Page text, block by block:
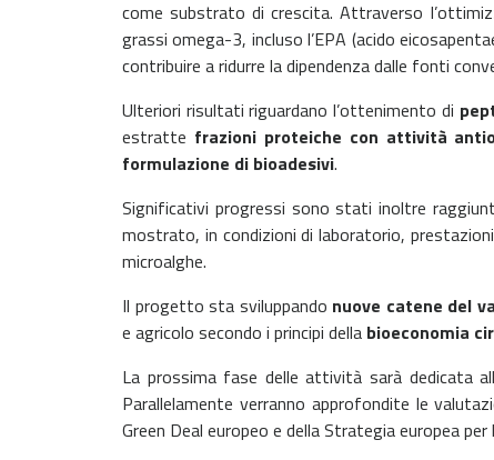
come substrato di crescita. Attraverso
grassi omega-3, incluso l’EPA (acido
contribuire a ridurre la dipendenza dalle fonti
Ulteriori risultati riguardano l’ottenimento di
estratte frazioni proteiche con attività
formulazione di bioadesivi.
Significativi progressi sono stati inoltre
mostrato, in condizioni di laboratorio,
microalghe.
Il progetto sta sviluppando nuove catene del
e agricolo secondo i principi della bioeconomia
La prossima fase delle attività sarà dedicata
Parallelamente verranno approfondite le
Green Deal europeo e della Strategia europea per